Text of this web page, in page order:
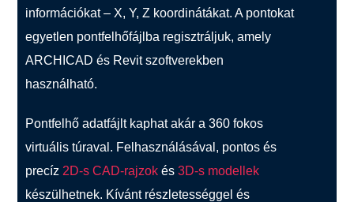
információkat – X, Y, Z koordinátákat. A pontokat
egyetlen pontfelhőfájlba regisztráljuk, amely
ARCHICAD és Revit szoftverekben
használható.
Pontfelhő adatfájlt kaphat akár a 360 fokos
virtuális túraval. Felhasználásával, pontos és
precíz 2D-s CAD-rajzok és 3D-s modellek
készülhetnek. Kívánt részletességgel és